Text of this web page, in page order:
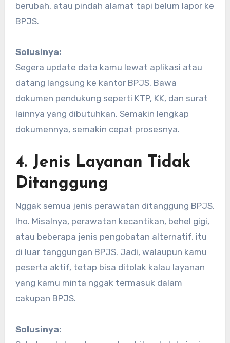
berubah, atau pindah alamat tapi belum lapor ke
BPJS.
Solusinya:
Segera update data kamu lewat aplikasi atau
datang langsung ke kantor BPJS. Bawa
dokumen pendukung seperti KTP, KK, dan surat
lainnya yang dibutuhkan. Semakin lengkap
dokumennya, semakin cepat prosesnya.
4. Jenis Layanan Tidak
Ditanggung
Nggak semua jenis perawatan ditanggung BPJS,
lho. Misalnya, perawatan kecantikan, behel gigi,
atau beberapa jenis pengobatan alternatif, itu
di luar tanggungan BPJS. Jadi, walaupun kamu
peserta aktif, tetap bisa ditolak kalau layanan
yang kamu minta nggak termasuk dalam
cakupan BPJS.
Solusinya: